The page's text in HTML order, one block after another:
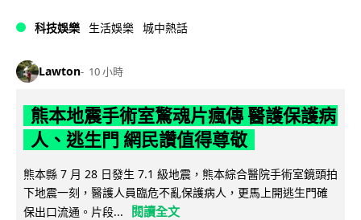
科技娛樂 生活娛樂 城中熱話
Lawton 10 小時
熊本地震手術室驚魂片瘋傳 醫護保護病
人、逃生門 網民讚值得尊敬
熊本縣 7 月 28 日發生 7.1 級地震，熊本綜合醫院手術室鏡頭拍
下地震一刻，醫護人員臨危不亂保護病人，更馬上開逃生門確
保出口流通。片段...
閱讀全文